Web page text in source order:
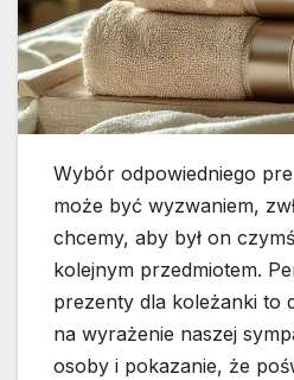
Wybór odpowiedniego
może być wyzwaniem,
chcemy, aby był on
kolejnym przedmiotem.
prezenty dla koleżanki to
na wyrażenie naszej
osoby i pokazanie, że